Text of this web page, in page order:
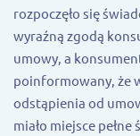
rozpoczęło się
wyraźną zgodą
umowy, a
poinformowany, że
odstąpienia od
miało miejsce pełne